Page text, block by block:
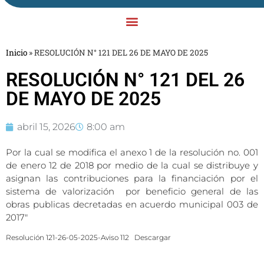
Inicio »RESOLUCIÓN N° 121 DEL 26 DE MAYO DE 2025
RESOLUCIÓN N° 121 DEL 26
DE MAYO DE 2025
abril 15, 2026 8:00 am
Por la cual se modifica el anexo 1 de la resolución no. 001
de enero 12 de 2018 por medio de la cual se distribuye y
asignan las contribuciones para la financiación por el
sistema de valorización por beneficio general de las
obras publicas decretadas en acuerdo municipal 003 de
2017″
Resolución 121-26-05-2025-Aviso 112 Descargar